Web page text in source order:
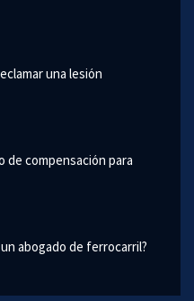
una lesión
de compensación para
abogado de ferrocarril?